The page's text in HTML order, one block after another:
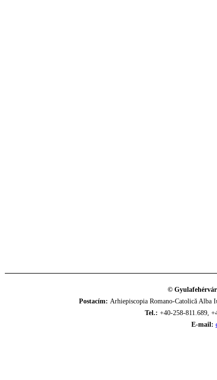
©
Postacím: Arhiepiscopia Romano-Catolică
Tel.: +40-258-811.689,
E-mail: